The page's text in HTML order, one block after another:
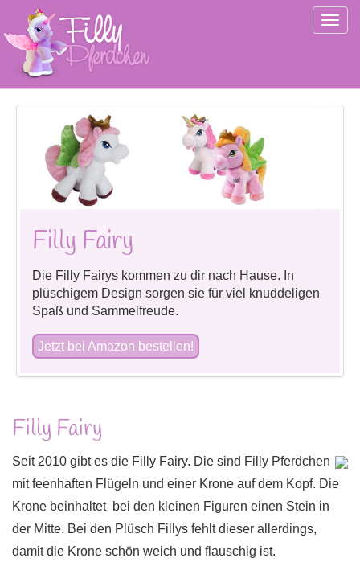
Filly Fairy
Die Filly Fairys kommen zu dir nach Hause. In
plüschigem Design sorgen sie für viel knuddeligen
Spaß und Sammelfreude.
Jetzt bei Amazon bestellen!
Filly Fairy
Seit 2010 gibt es die Filly Fairy. Die sind Filly Pferdchen
mit feenhaften Flügeln und einer Krone auf dem Kopf. Die
Krone beinhaltet bei den kleinen Figuren einen Stein in
der Mitte. Bei den Plüsch Fillys fehlt dieser allerdings,
damit die Krone schön weich und flauschig ist.